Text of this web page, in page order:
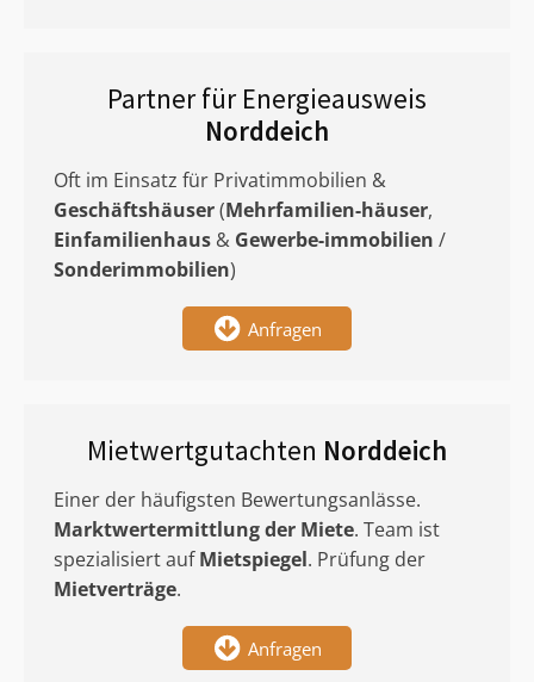
Partner für Energieausweis
Norddeich
Oft im Einsatz für Privatimmobilien &
Geschäftshäuser(Mehrfamilien-häuser,
Einfamilienhaus & Gewerbe-immobilien /
Sonderimmobilien)
Anfragen
Mietwertgutachten Norddeich
Einer der häufigsten Bewertungsanlässe.
Marktwertermittlungder Miete. Team ist
spezialisiert aufMietspiegel. Prüfung der
Mietverträge.
Anfragen